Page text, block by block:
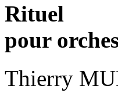
Rituel
pour
Thierry